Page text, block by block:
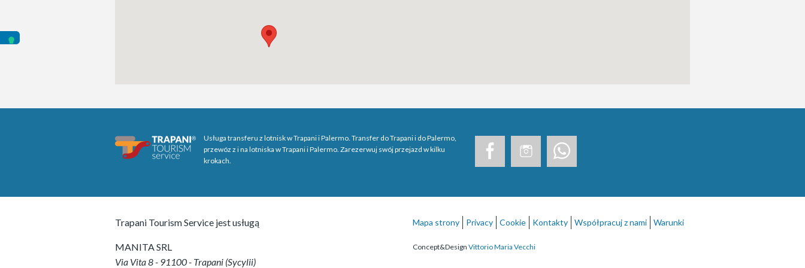
Usługa transferu z lotnisk w Trapani i Palermo. Transfer do Trapani i do Palermo,
przewóz z i na lotniska w Trapani i Palermo. Zarezerwuj swój przejazd w kilku
krokach.
Trapani Tourism Service jest usługą
MANITA SRL
Via Vita 8- 91100- Trapani (Sycylii)
Mapa strony Privacy Cookie Kontakty Współpracuj z nami Warunki
Concept&Design Vittorio Maria Vecchi